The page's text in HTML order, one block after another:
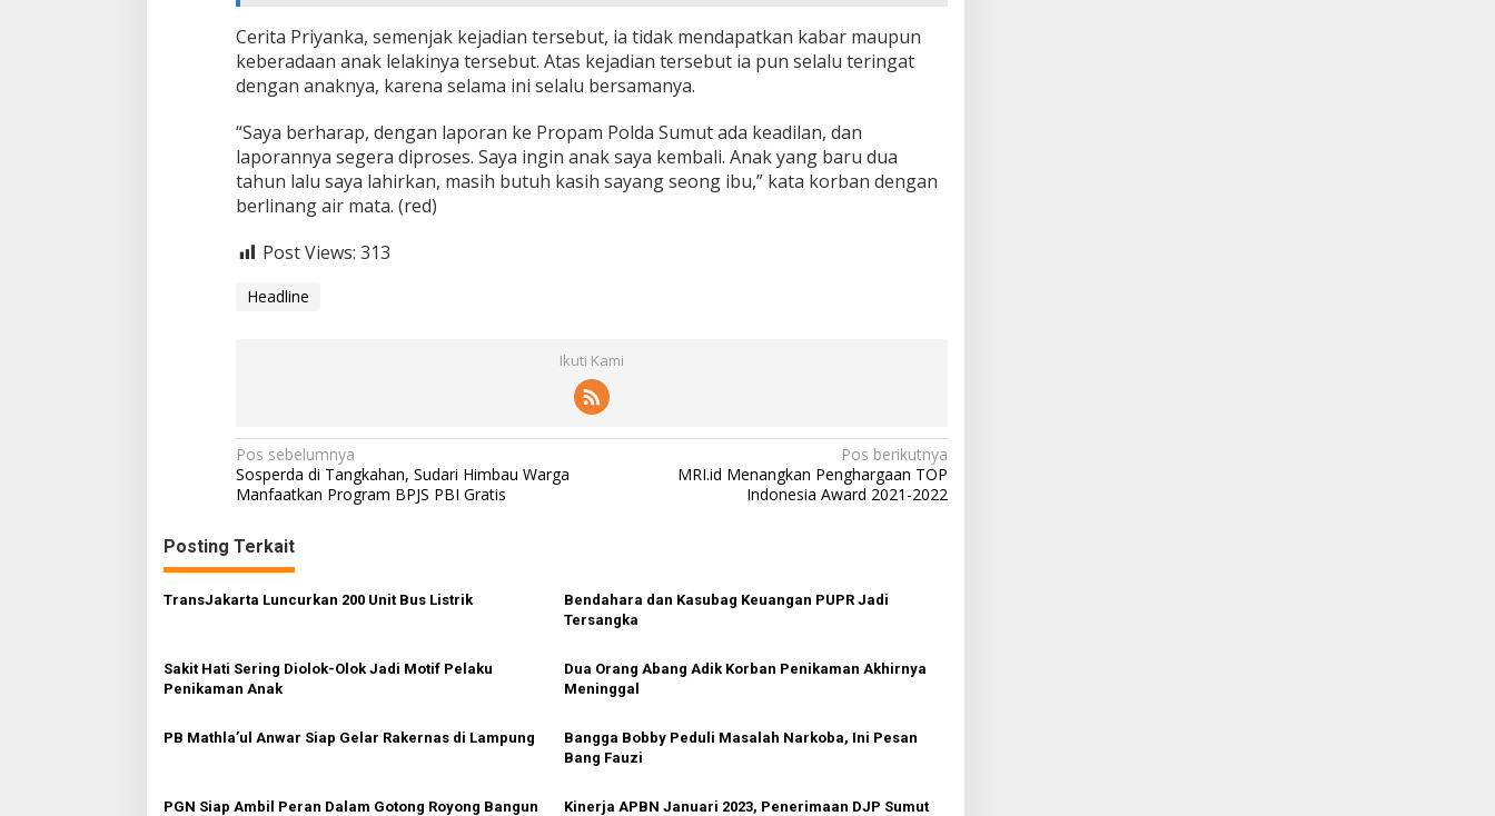
Cerita Priyanka, semenjak kejadian tersebut, ia tidak mendapatkan kabar maupun
keberadaan anak lelakinya tersebut. Atas kejadian tersebut ia pun selalu teringat
dengan anaknya, karena selama ini selalu bersamanya.
“Saya berharap, dengan laporan ke Propam Polda Sumut ada keadilan, dan
laporannya segera diproses. Saya ingin anak saya kembali. Anak yang baru dua
tahun lalu saya lahirkan, masih butuh kasih sayang seong ibu,” kata korban dengan
berlinang air mata. (red)
Post Views: 313
Headline
Ikuti Kami
N
a
i
a
i
o
Pos sebelumnya
Sosperda di Tangkahan, Sudari Himbau Warga
Manfaatkan Program BPJS PBI Gratis
Pos berikutnya
MRI.id Menangkan Penghargaan TOP
Indonesia Award 2021-2022
Posting Terkait
TransJakarta Luncurkan 200 Unit Bus Listrik
Bendahara dan Kasubag Keuangan PUPR Jadi
Tersangka
Sakit Hati Sering Diolok-Olok Jadi Motif Pelaku
Penikaman Anak
Dua Orang Abang Adik Korban Penikaman Akhirnya
Meninggal
PB Mathla’ul Anwar Siap Gelar Rakernas di Lampung
Bangga Bobby Peduli Masalah Narkoba, Ini Pesan
Bang Fauzi
PGN Siap Ambil Peran Dalam Gotong Royong Bangun
Kinerja APBN Januari 2023, Penerimaan DJP Sumut